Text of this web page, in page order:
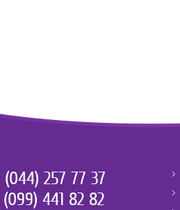
257 77 37
441 82 82